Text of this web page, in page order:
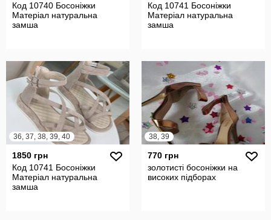
Код 10740 Босоніжки
Матеріал натуральна
замша
Код 10741 Босоніжки
Матеріал натуральна
замша
36, 37, 38, 39, 40
1850 грн
Код 10741 Босоніжки
Матеріал натуральна
замша
38, 39
770 грн
золотисті босоніжки на
високих підборах